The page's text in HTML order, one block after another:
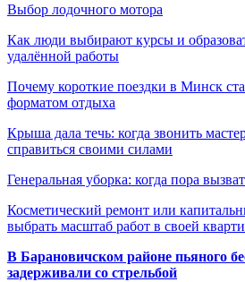
Выбор лодочного мотора
Как люди выбирают курсы и
удалённой работы
Почему короткие поездки в Минск
форматом отдыха
Крыша дала течь: когда звонить
справиться своими силами
Генеральная уборка: когда пора
Косметический ремонт или
выбрать масштаб работ в своей
В Барановичском районе пьяного
задерживали со стрельбой